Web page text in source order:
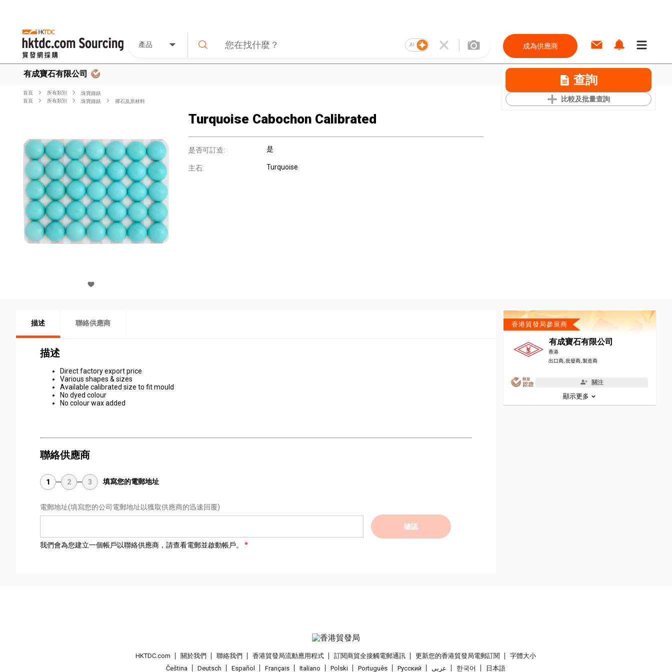
產品 AI 成為供應商
有成寶石有限公司 查詢
比較及批量查詢
首頁 所有類別
珠寶鐘錶
首頁
所有類別 珠寶鐘錶 裸石及原材料
Turquoise Cabochon Calibrated
是否可訂造: 是
主石: Turquoise
描述 聯絡供應商
描述
Direct factory export price
Various shapes & sizes
Available calibrated size to fit mould
No dyed colour
No colour wax added
聯絡供應商
1 2 3 填寫您的電郵地址
電郵地址(填寫您的公司電郵地址以獲取供應商的迅速回覆)
確認
我們會為您建立一個帳戶以聯絡供應商，請查看電郵並啟動帳戶。
香港貿發局參展商
有成寶石有限公司
香港
出口商, 批發商, 製造商
關注
顯示更多
HKTDC.com 關於我們 聯絡我們 香港貿發局流動應用程式 訂閱商貿全接觸電郵通訊 更新您的香港貿發局電郵訂閱
字體大小
Čeština
Deutsch Español Français Italiano Polski Português Pусский عربى 한국어 日本語